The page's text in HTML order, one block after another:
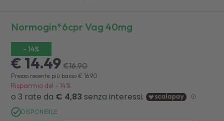
Normogin*6cpr Vag 40mg
- 14%
€ 14.49 €16.90
Prezzo recente più basso € 16.90
Risparmio del - 14%
DISPONIBILE